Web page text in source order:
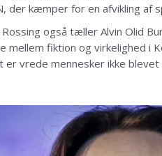
der kæmper for en afvikling af
også tæller Alvin Olid
mellem fiktion og virkelighed i
vrede mennesker ikke